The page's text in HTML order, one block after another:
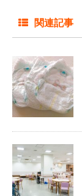
関連記事